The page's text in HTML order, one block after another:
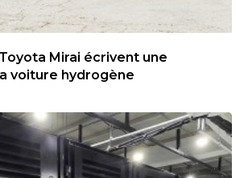
Mirai écrivent une
voiture hydrogène